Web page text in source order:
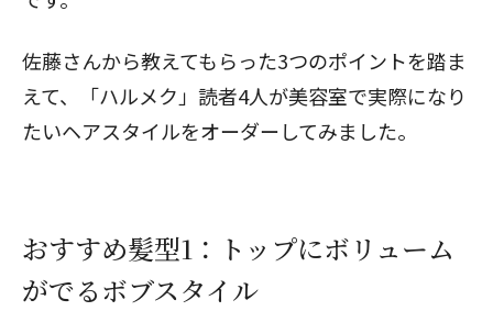
佐藤さんから教えてもらった3つのポイントを踏ま
えて、「ハルメク」読者4人が美容室で実際になり
たいヘアスタイルをオーダーしてみました。
おすすめ髪型1：トップにボリューム
がでるボブスタイル